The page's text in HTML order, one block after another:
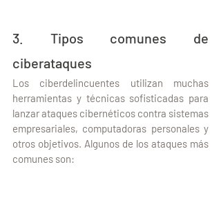
3. Tipos comunes de
ciberataques
Los ciberdelincuentes utilizan muchas
herramientas y técnicas sofisticadas para
lanzar ataques cibernéticos contra sistemas
empresariales, computadoras personales y
otros objetivos. Algunos de los ataques más
comunes son: